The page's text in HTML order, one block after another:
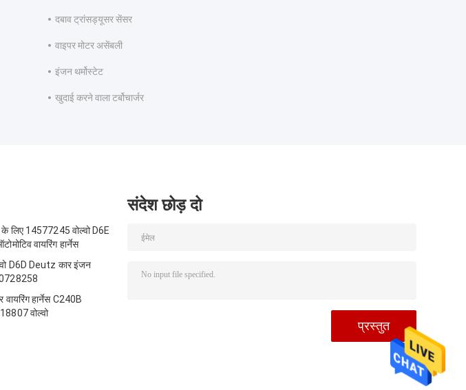
दबाव ट्रांसड्यूसर सेंसर
वाइपर मोटर असेंबली
इंजन थर्मोस्टेट
खुदाई करने वाला टर्बोचार्जर
लिए 14577245 वोल्वो D6E
वायरिंग हार्नेस
D6D Deutz कार इंजन
हार्नेस C240B
वोल्वो
संदेश छोड़ दो